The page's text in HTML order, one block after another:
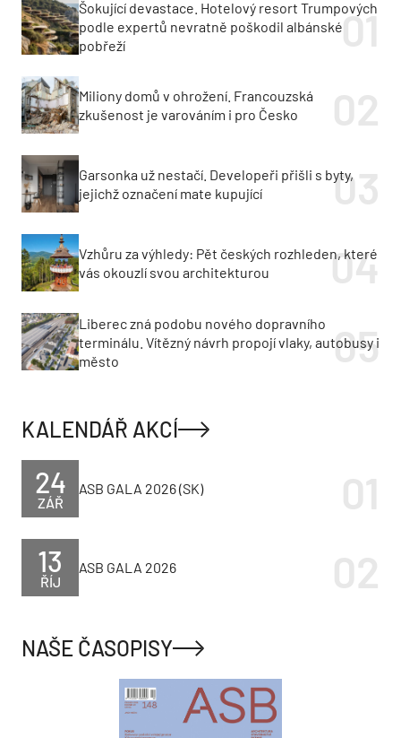
Šokující devastace. Hotelový resort Trumpových
podle expertů nevratně poškodil albánské
pobřeží
Miliony domů v ohrožení. Francouzská
zkušenost je varováním i pro Česko
Garsonka už nestačí. Developeři přišli s byty,
jejichž označení mate kupující
Vzhůru za výhledy: Pět českých rozhleden, které
vás okouzlí svou architekturou
Liberec zná podobu nového dopravního
terminálu. Vítězný návrh propojí vlaky, autobusy i
město
KALENDÁŘ AKCÍ
ZÁŘ
24 ASB GALA 2026 (SK)
ŘÍJ
13 ASB GALA 2026
NAŠE ČASOPISY